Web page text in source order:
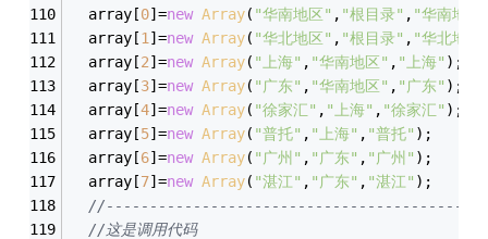
  array[
0]=new Array( "华南地区" , "根目录" , "华南地
  array[
1 ]=new Array( "华北地区" , "根目录" , "华北地
  array[
2]=new Array( "上海" , "华南地区" , "上海" );
  array[
3]=new Array( "广东" , "华南地区" , "广东" );
  array[
4]=new Array( "徐家汇" , "上海" , "徐家汇" );
  array[
5]=new Array( "普托" , "上海" , "普托"
  array[
6]=new Array( "广州" , "广东" , "广州" );
  array[
7]=new Array( "湛江" , "广东" , "湛江" );
//这是调用代码